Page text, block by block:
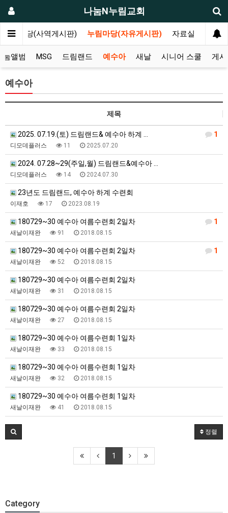
나눔N누림교회
나눔마당(사역게시판) 누림마당(자유게시판) 자료실
눔앨범 MSG 드림랜드 예수아 새날 시니어 스쿨 게
예수아
제목
1
2025. 07.19.(토) 드림랜드& 예수아 하계 …
디모데플러스 11 2025.07.20
2024. 07.28~29(주일,월) 드림랜드&예수아 …
디모데플러스 14 2024.07.30
23년도 드림랜드, 예수아 하계 수련회
이재호 17 2023.08.19
1
180729~30 예수아 여름수련회 2일차
새날이재완 91 2018.08.15
1
180729~30 예수아 여름수련회 2일차
새날이재완 52 2018.08.15
180729~30 예수아 여름수련회 2일차
새날이재완 31 2018.08.15
180729~30 예수아 여름수련회 2일차
새날이재완 27 2018.08.15
180729~30 예수아 여름수련회 1일차
새날이재완 33 2018.08.15
180729~30 예수아 여름수련회 1일차
새날이재완 32 2018.08.15
180729~30 예수아 여름수련회 1일차
새날이재완 41 2018.08.15
정렬
1
Category